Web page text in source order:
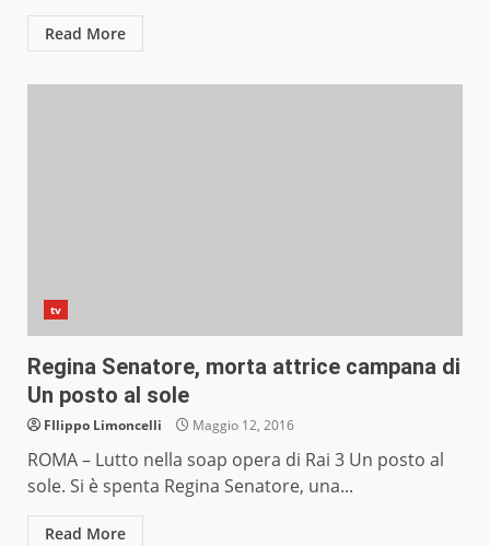
Read More
tv
Regina Senatore, morta attrice campana di
Un posto al sole
FIlippo Limoncelli Maggio 12, 2016
ROMA – Lutto nella soap opera di Rai 3 Un posto al
sole. Si è spenta Regina Senatore, una...
Read More